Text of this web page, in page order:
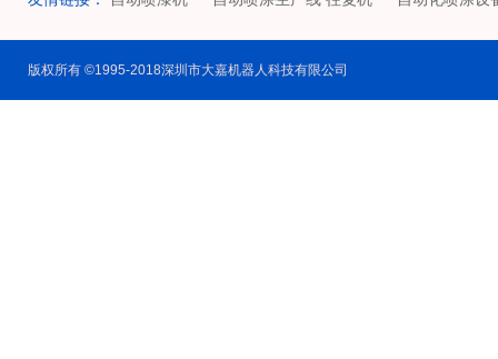
版权所有 ©1995-2018深圳市大嘉机器人科技有限公司